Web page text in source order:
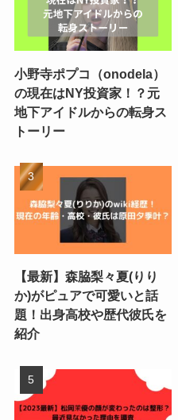
小野寺ポプコ（onodela）
の現在はNY投資家！？元
地下アイドルからの転身ス
トーリー
【最新】森脇梨々夏(りり
か)がピュアで可愛いと話
題！出身高校や歴代彼氏を
紹介